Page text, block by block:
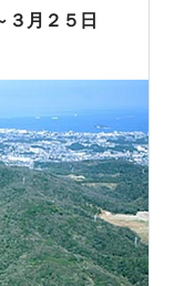
３月２５日